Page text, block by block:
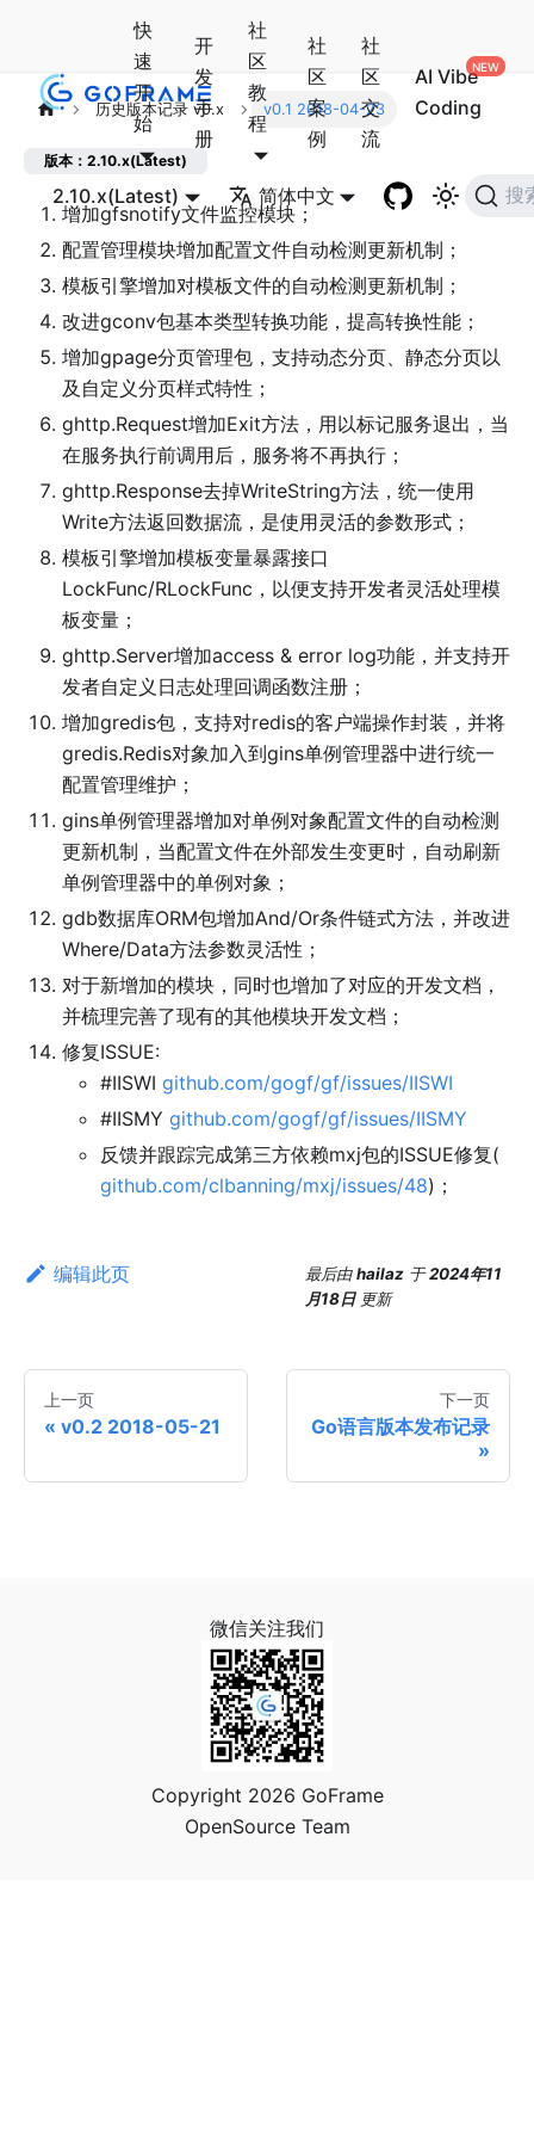
快
速
开
始
开
发
手
册
社
区
教
程
社
区
案
例
社
区
交
流
AI Vibe
Coding
2.10.x(Latest) 简体中文 搜
历史版本记录 v0.x v0.1 2018-04-23
版本：2.10.x(Latest)
增加gfsnotify文件监控模块；
配置管理模块增加配置文件自动检测更新机制；
模板引擎增加对模板文件的自动检测更新机制；
改进gconv包基本类型转换功能，提高转换性能；
增加gpage分页管理包，支持动态分页、静态分页以
及自定义分页样式特性；
ghttp.Request增加Exit方法，用以标记服务退出，当
在服务执行前调用后，服务将不再执行；
ghttp.Response去掉WriteString方法，统一使用
Write方法返回数据流，是使用灵活的参数形式；
模板引擎增加模板变量暴露接口
LockFunc/RLockFunc，以便支持开发者灵活处理模
板变量；
ghttp.Server增加access & error log功能，并支持开
发者自定义日志处理回调函数注册；
增加gredis包，支持对redis的客户端操作封装，并将
gredis.Redis对象加入到gins单例管理器中进行统一
配置管理维护；
gins单例管理器增加对单例对象配置文件的自动检测
更新机制，当配置文件在外部发生变更时，自动刷新
单例管理器中的单例对象；
gdb数据库ORM包增加And/Or条件链式方法，并改进
Where/Data方法参数灵活性；
对于新增加的模块，同时也增加了对应的开发文档，
并梳理完善了现有的其他模块开发文档；
修复ISSUE:
#IISWI github.com/gogf/gf/issues/IISWI
#IISMY github.com/gogf/gf/issues/IISMY
反馈并跟踪完成第三方依赖mxj包的ISSUE修复(
github.com/clbanning/mxj/issues/48)；
编辑此页 最后由hailaz 于2024年11
月18日 更新
上一页
v0.2 2018-05-21
下一页
Go语言版本发布记录
微信关注我们
Copyright 2026 GoFrame
OpenSource Team